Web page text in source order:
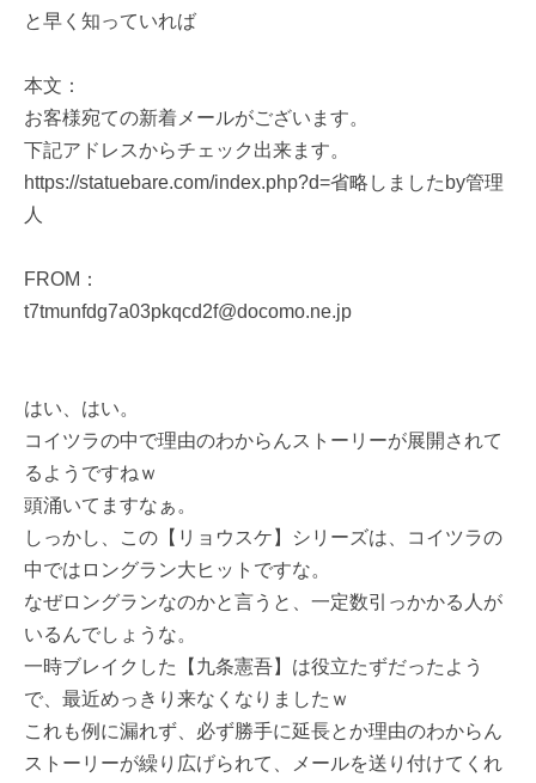
と早く知っていれば
本文：
お客様宛ての新着メールがございます。
下記アドレスからチェック出来ます。
https://statuebare.com/index.php?d=省略しましたby管理
人
FROM：
t7tmunfdg7a03pkqcd2f@docomo.ne.jp
はい、はい。
コイツラの中で理由のわからんストーリーが展開されて
るようですねｗ
頭涌いてますなぁ。
しっかし、この【リョウスケ】シリーズは、コイツラの
中ではロングラン大ヒットですな。
なぜロングランなのかと言うと、一定数引っかかる人が
いるんでしょうな。
一時ブレイクした【九条憲吾】は役立たずだったよう
で、最近めっきり来なくなりましたｗ
これも例に漏れず、必ず勝手に延長とか理由のわからん
ストーリーが繰り広げられて、メールを送り付けてくれ